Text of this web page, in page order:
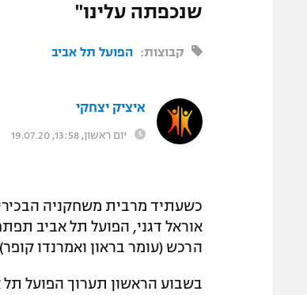
שנכפתה עלינו"
קבוצות: הפועל תל אביב
איציק יצחקי
יום ראשון, 13:58, 19.07.20
כשעתיד מרבית משחקניה
אוראל דגני, הפועל תל אביב
הרכש (עומר בראון ואמרנדו
בשבוע הראשון תערוך הפועל תל